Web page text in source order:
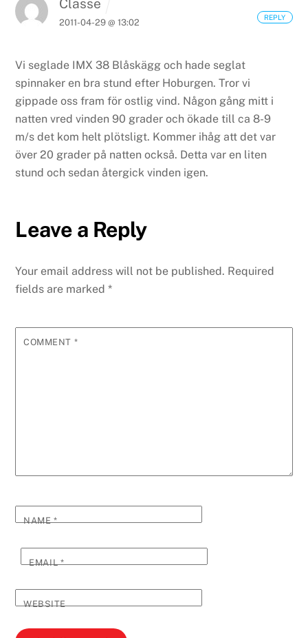
Classe
2011-04-29 @ 13:02
Vi seglade IMX 38 Blåskägg och hade seglat
spinnaker en bra stund efter Hoburgen. Tror vi
gippade oss fram för ostlig vind. Någon gång mitt i
natten vred vinden 90 grader och ökade till ca 8-9
m/s det kom helt plötsligt. Kommer ihåg att det var
över 20 grader på natten också. Detta var en liten
stund och sedan återgick vinden igen.
REPLY
Leave a Reply
Your email address will not be published. Required
fields are marked*
COMMENT *
NAME*
EMAIL*
WEBSITE